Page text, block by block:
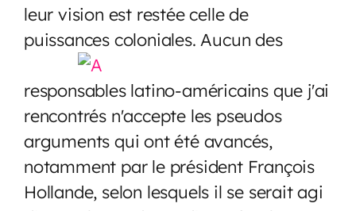
leur vision est restée celle de
puissances coloniales. Aucun des
responsables latino-américains que j'ai
rencontrés n'accepte les pseudos
arguments qui ont été avancés,
notamment par le président François
Hollande, selon lesquels il se serait agi